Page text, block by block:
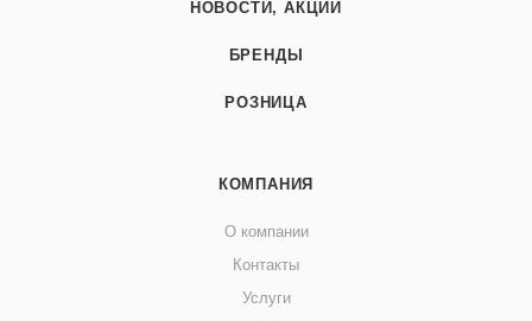
НОВОСТИ, АКЦИИ
БРЕНДЫ
РОЗНИЦА
КОМПАНИЯ
О компании
Контакты
Услуги